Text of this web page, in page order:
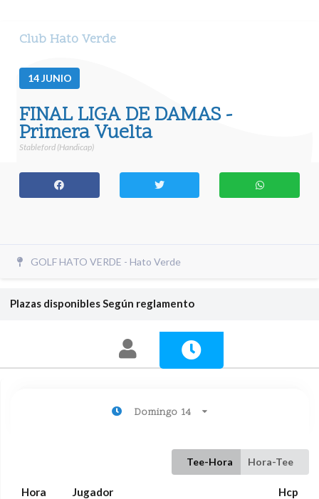
Club Hato Verde
14JUNIO
FINAL LIGA DE DAMAS -
Primera Vuelta
Stableford (Handicap)
GOLF HATO VERDE - Hato Verde
Plazas disponiblesSegún reglamento
Domingo 14
Tee-Hora Hora-Tee
Hora Jugador Hcp